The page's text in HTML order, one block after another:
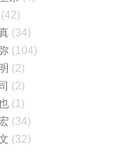
(42)
(34)
(104)
(2)
(2)
(1)
(34)
(32)